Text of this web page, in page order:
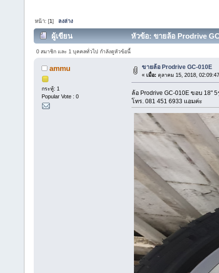
หน้า: [1] ลงล่าง
ผู้เขียน หัวข้อ: ขายล้อ Prodrive
0 สมาชิก และ 1 บุคคลทั่วไป กำลังดูหัวข้อนี้
ammu
กระทู้: 1
Popular Vote : 0
ขายล้อ Prodrive GC-010E
« เมื่อ: ตุลาคม 15, 2018,
ล้อ Prodrive GC-010E ขอบ 18"
โทร. 081 451 6933 แอมค่ะ